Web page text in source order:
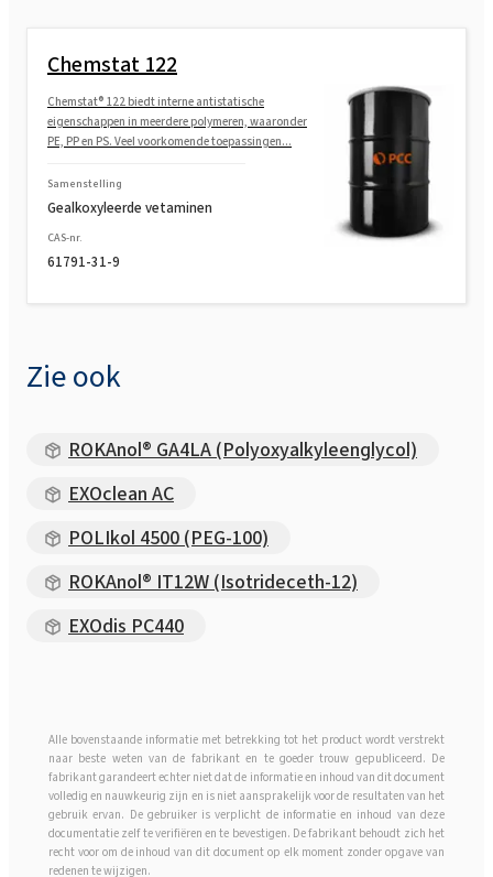
Chemstat 122
Chemstat® 122 biedt interne antistatische
eigenschappen in meerdere polymeren, waaronder
PE, PP en PS. Veel voorkomende toepassingen...
Samenstelling
Gealkoxyleerde vetaminen
CAS-nr.
61791-31-9
Zie ook
ROKAnol® GA4LA (Polyoxyalkyleenglycol)
EXOclean AC
POLIkol 4500 (PEG-100)
ROKAnol® IT12W (Isotrideceth-12)
EXOdis PC440
Alle bovenstaande informatie met betrekking tot het product wordt verstrekt
naar beste weten van de fabrikant en te goeder trouw gepubliceerd. De
fabrikant garandeert echter niet dat de informatie en inhoud van dit document
volledig en nauwkeurig zijn en is niet aansprakelijk voor de resultaten van het
gebruik ervan. De gebruiker is verplicht de informatie en inhoud van deze
documentatie zelf te verifiëren en te bevestigen. De fabrikant behoudt zich het
recht voor om de inhoud van dit document op elk moment zonder opgave van
redenen te wijzigen.